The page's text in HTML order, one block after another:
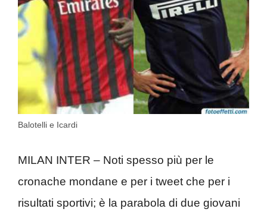
Balotelli e Icardi
MILAN INTER – Noti spesso più per le
cronache mondane e per i tweet che per i
risultati sportivi; è la parabola di due giovani